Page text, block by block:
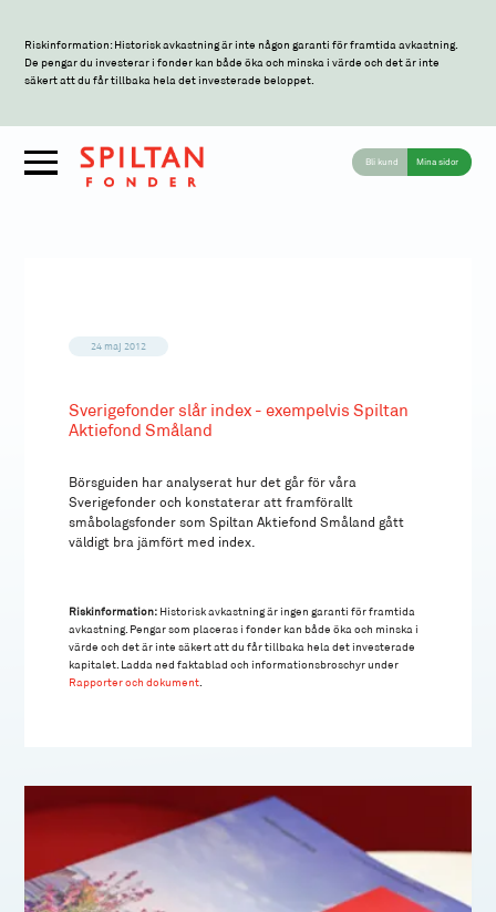
Riskinformation: Historisk avkastning är inte någon garanti för framtida avkastning.
De pengar du investerar i fonder kan både öka och minska i värde och det är inte
säkert att du får tillbaka hela det investerade beloppet.
Bli kund Mina sidor
24 maj 2012
Sverigefonder slår index - exempelvis Spiltan
Aktiefond Småland
Börsguiden har analyserat hur det går för våra
Sverigefonder och konstaterar att framförallt
småbolagsfonder som Spiltan Aktiefond Småland gått
väldigt bra jämfört med index.
Riskinformation: Historisk avkastning är ingen garanti för framtida
avkastning. Pengar som placeras i fonder kan både öka och minska i
värde och det är inte säkert att du får tillbaka hela det investerade
kapitalet. Ladda ned faktablad och informationsbroschyr under
Rapporter och dokument